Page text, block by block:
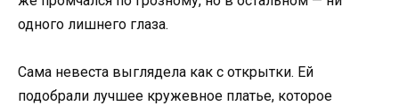
одного лишнего глаза.
Сама невеста выглядела как с открытки. Ей
подобрали лучшее кружевное платье, которое